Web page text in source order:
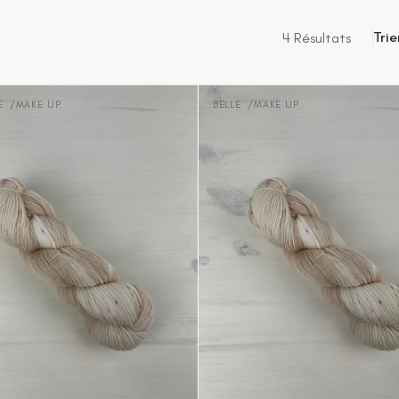
4 Résultats
MAKE UP
Belle
MakeDistributeur :
BELLE MAKE UP